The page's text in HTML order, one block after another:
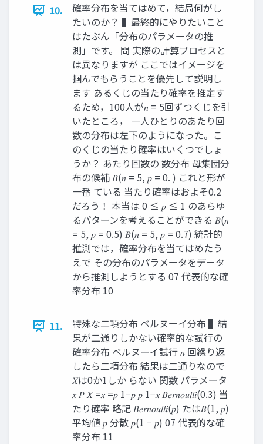
10.
確率分布を当てはめて，結局何がし
たいのか？ ▌最終的にやりたいこと
はたぶん「分布のパラメータの推
測」です。 問 実際の計算プロセスと
は異なりますが ここではイメージを
掴んでもらうことを優先して説明し
ます あるくじの当たり確率を推定す
るため，100人が𝑛 = 5回ずつくじを引
いたところ， 一人ひとりのあたり回
数の分布は左下のようになった。こ
のくじの当たり確率はいくつでしょ
うか？ あたり回数の 数分布 母集団分
布の候補 𝐵(𝑛 = 5, 𝑝 = 0. ) これと形が
一番 ている 当たり確率はおよそ0.2
だろう！ 本当は 0 ≤ 𝑝 ≤ 1 のあらゆ
るパターンを考えることができる 𝐵(𝑛
= 5, 𝑝 = 0.5) 𝐵(𝑛 = 5, 𝑝 = 0.7) 統計的
推測では，確率分布を当てはめたう
えで その分布のパラメータをデータ
から推測しようとする 07 代表的な確
率分布 10
11.
特殊な二項分布 ベルヌーイ分布 ▌結
果が二通りしかない確率的な試行の
確率分布 ベルヌーイ試行 𝑛 回繰り返
したら二項分布 結果は二通りなので
𝑋は0か1しか らない 関数 パラメータ
𝑥 𝑃 𝑋 =𝑥 =𝑝 1−𝑝 𝑝 1−𝑥 𝐵𝑒𝑟𝑛𝑜𝑢𝑙𝑙𝑖(0.3) 当
たり確率 略記 𝐵𝑒𝑟𝑛𝑜𝑢𝑙𝑙𝑖(𝑝) たは𝐵(1, 𝑝)
平均値 𝑝 分散 𝑝(1 − 𝑝) 07 代表的な確
率分布 11